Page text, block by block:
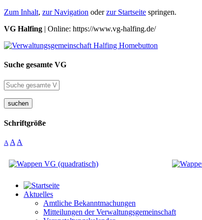
Zum Inhalt, zur Navigation oderzur Startseite springen.
VG Halfing | Online: https://www.vg-halfing.de/
Suche gesamte VG
suchen
Schriftgröße
A A A
Aktuelles
Amtliche Bekanntmachungen
Mitteilungen der Verwaltungsgemeinschaft